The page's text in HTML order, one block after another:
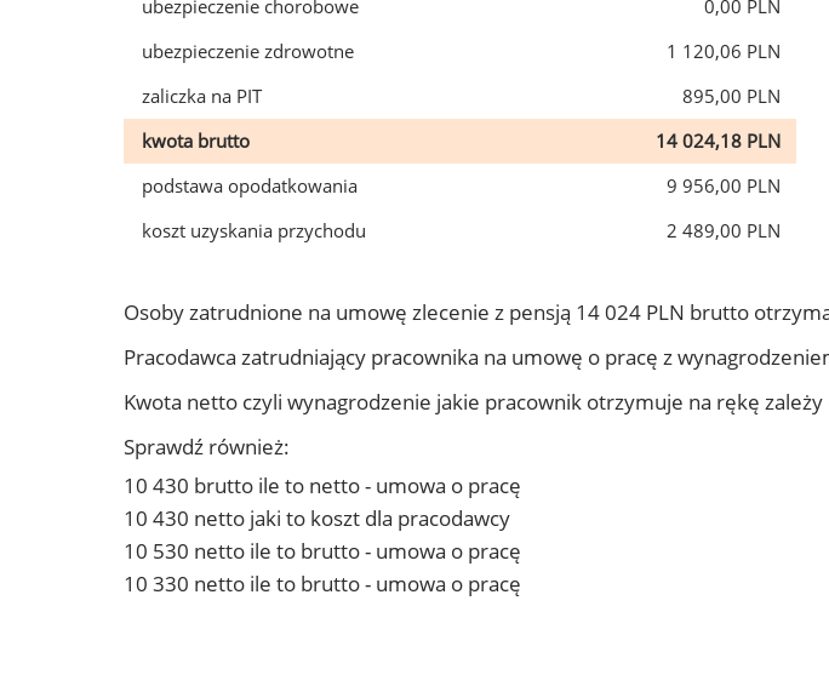
ubezpieczenie chorobowe
0,00 PLN
ubezpieczenie zdrowotne
1 120,06 PLN
zaliczka na PIT
895,00 PLN
kwota brutto
14 024,18 PLN
podstawa opodatkowania
9 956,00 PLN
koszt uzyskania przychodu
2 489,00 PLN
Osoby zatrudnione na umowę zlecenie z pensją 14 024 PLN brutto
Pracodawca zatrudniający pracownika na umowę o pracę z
Kwota netto czyli wynagrodzenie jakie pracownik otrzymuje na rękę
Sprawdź również:
10 430 brutto ile to netto - umowa o pracę
10 430 netto jaki to koszt dla pracodawcy
10 530 netto ile to brutto - umowa o pracę
10 330 netto ile to brutto - umowa o pracę